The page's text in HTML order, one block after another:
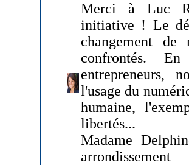
Merci à Luc
initiative ! Le
changement de
confrontés.
entrepreneurs,
l'usage du
humaine,
libertés...
Madame
arrondissement